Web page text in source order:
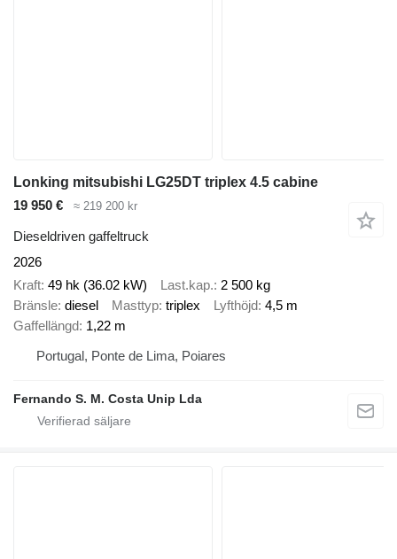
Lonking mitsubishi LG25DT triplex 4.5 cabine
19 950 €
≈ 219 200 kr
Dieseldriven gaffeltruck
2026
Kraft 49 hk (36.02 kW) Last.kap. 2 500 kg
Bränsle diesel Masttyp triplex Lyfthöjd 4,5 m
Gaffellängd 1,22 m
Portugal, Ponte de Lima, Poiares
Fernando S. M. Costa Unip Lda